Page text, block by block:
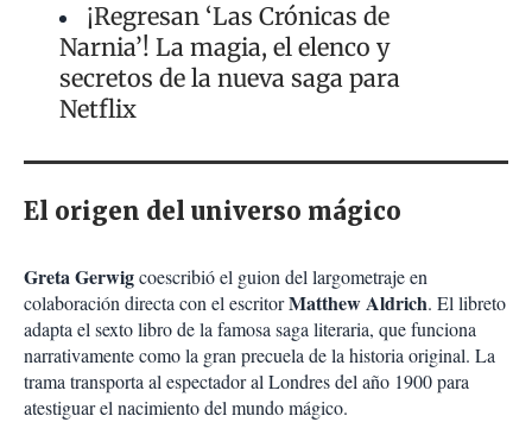
¡Regresan ‘Las Crónicas de
Narnia’! La magia, el elenco y
secretos de la nueva saga para
Netflix
El origen del universo mágico
Greta Gerwigcoescribió el guion del largometraje en
colaboración directa con el escritorMatthew Aldrich. El libreto
adapta el sexto libro de la famosa saga literaria, que funciona
narrativamente como la gran precuela de la historia original. La
trama transporta al espectador al Londres del año 1900 para
atestiguar el nacimiento del mundo mágico.